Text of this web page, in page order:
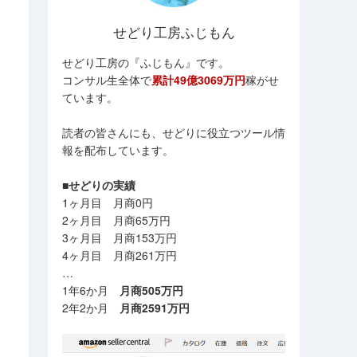
せどり工房ふじもん
せどり工房の『ふじもん』です。
コンサル生全体で累計49億3069万円稼がせ
ています。
読者の皆さんにも、せどりに役立つツール情
報を配布しています。
■せどりの実績
1ヶ月目 月商0円
2ヶ月目 月商65万円
3ヶ月目 月商153万円
4ヶ月目 月商261万円
…
1年6か月 月商505万円
2年2か月 月商2591万円